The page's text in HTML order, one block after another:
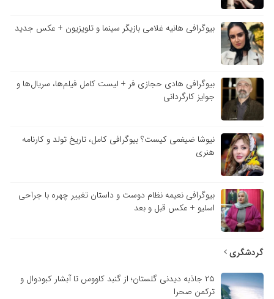
بیوگرافی هانیه غلامی بازیگر سینما و تلویزیون + عکس جدید
بیوگرافی هادی حجازی فر + لیست کامل فیلم‌ها، سریال‌ها و
جوایز کارگردانی
نیوشا ضیغمی کیست؟ بیوگرافی کامل، تاریخ تولد و کارنامه
هنری
بیوگرافی نعیمه نظام دوست و داستان تغییر چهره با جراحی
اسلیو + عکس قبل و بعد
گردشگری
۲۵ جاذبه دیدنی گلستان؛ از گنبد کاووس تا آبشار کبودوال و
ترکمن صحرا